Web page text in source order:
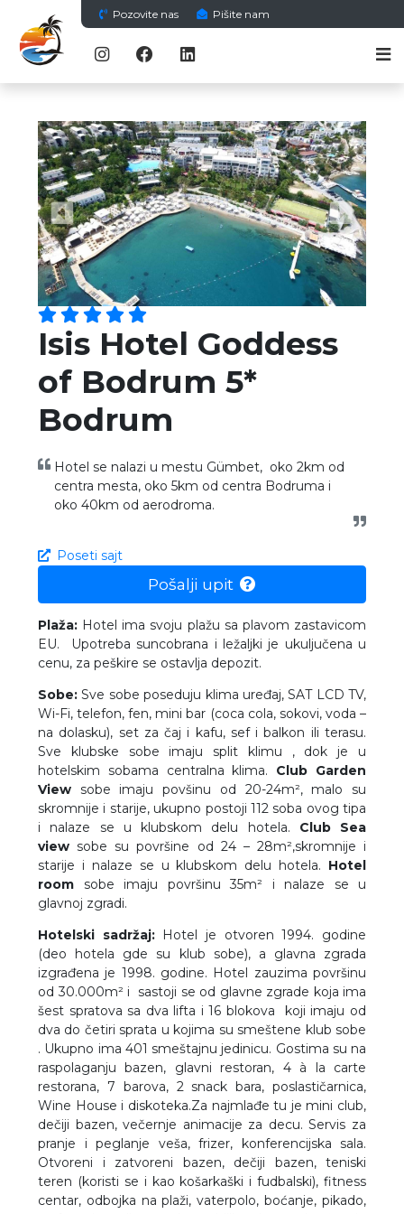
Pozovite nas Pišite nam
Previous Next
Isis Hotel Goddess
of Bodrum 5*
Bodrum
Hotel se nalazi u mestu Gümbet, oko 2km od
centra mesta, oko 5km od centra Bodruma i
oko 40km od aerodroma.
Poseti sajt
Pošalji upit
Plaža: Hotel ima svoju plažu sa plavom zastavicom
EU. Upotreba suncobrana i ležaljki je ukuljučena u
cenu, za peškire se ostavlja depozit.
Sobe: Sve sobe poseduju klima uređaj, SAT LCD TV,
Wi-Fi, telefon, fen, mini bar (coca cola, sokovi, voda –
na dolasku), set za čaj i kafu, sef i balkon ili terasu.
Sve klubske sobe imaju split klimu , dok je u
hotelskim sobama centralna klima. Club Garden
View sobe imaju povšinu od 20-24m², malo su
skromnije i starije, ukupno postoji 112 soba ovog tipa
i nalaze se u klubskom delu hotela. Club Sea
viewsobe su površine od 24 – 28m²,skromnije i
starije i nalaze se u klubskom delu hotela. Hotel
room sobe imaju površinu 35m² i nalaze se u
glavnoj zgradi.
Hotelski sadržaj:Hotel je otvoren 1994. godine
(deo hotela gde su klub sobe), a glavna zgrada
izgrađena je 1998. godine. Hotel zauzima površinu
od 30.000m² i sastoji se od glavne zgrade koja ima
šest spratova sa dva lifta i 16 blokova koji imaju od
dva do četiri sprata u kojima su smeštene klub sobe
. Ukupno ima 401 smeštajnu jedinicu. Gostima su na
raspolaganju bazen, glavni restoran, 4 à la carte
restorana, 7 barova, 2 snack bara, poslastičarnica,
Wine House i diskoteka.Za najmlađe tu je mini club,
dečiji bazen, večernje animacije za decu. Servis za
pranje i peglanje veša, frizer, konferencijska sala.
Otvoreni i zatvoreni bazen, dečiji bazen, teniski
teren (koristi se i kao košarkaški i fudbalski), fitness
centar, odbojka na plaži, vaterpolo, boćanje, pikado,